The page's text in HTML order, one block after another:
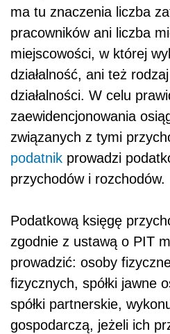
ma tu znaczenia liczba
pracowników ani liczba
miejscowości, w której
działalność, ani też
działalności. W celu
zaewidencjonowania
związanych z tymi
podatnik prowadzi
przychodów i rozchodów.
Podatkową księgę
zgodnie z ustawą o PIT
prowadzić: osoby
fizycznych, spółki jawne
spółki partnerskie,
gospodarczą, jeżeli ich